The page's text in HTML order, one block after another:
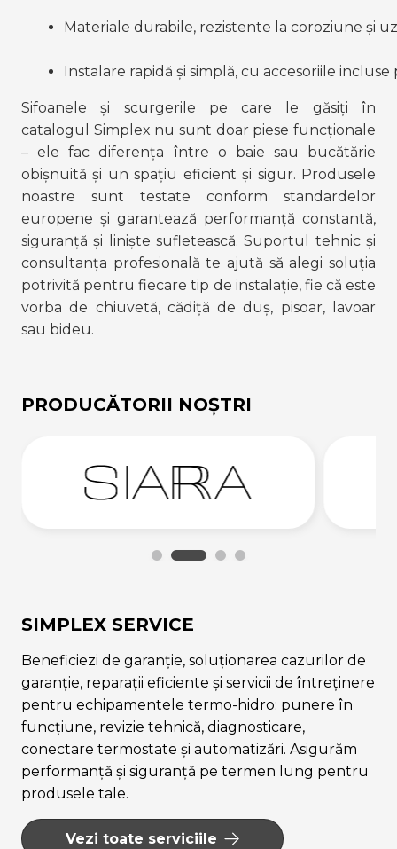
Materiale durabile, rezistente la coroziune și
Instalare rapidă și simplă, cu accesoriile
Sifoanele și scurgerile pe care le găsiți în
catalogul Simplex nu sunt doar piese funcționale
– ele fac diferența între o baie sau bucătărie
obișnuită și un spațiu eficient și sigur. Produsele
noastre sunt testate conform standardelor
europene și garantează performanță constantă,
siguranță și liniște sufletească. Suportul tehnic și
consultanța profesională te ajută să alegi soluția
potrivită pentru fiecare tip de instalație, fie că este
vorba de chiuvetă, cădiță de duș, pisoar, lavoar
sau bideu.
PRODUCĂTORII NOȘTRI
SIMPLEX SERVICE
Beneficiezi de garanție, soluționarea cazurilor de
garanție, reparații eficiente și servicii de întreținere
pentru echipamentele termo-hidro: punere în
funcțiune, revizie tehnică, diagnosticare,
conectare termostate și automatizări. Asigurăm
performanță și siguranță pe termen lung pentru
produsele tale.
Vezi toate serviciile